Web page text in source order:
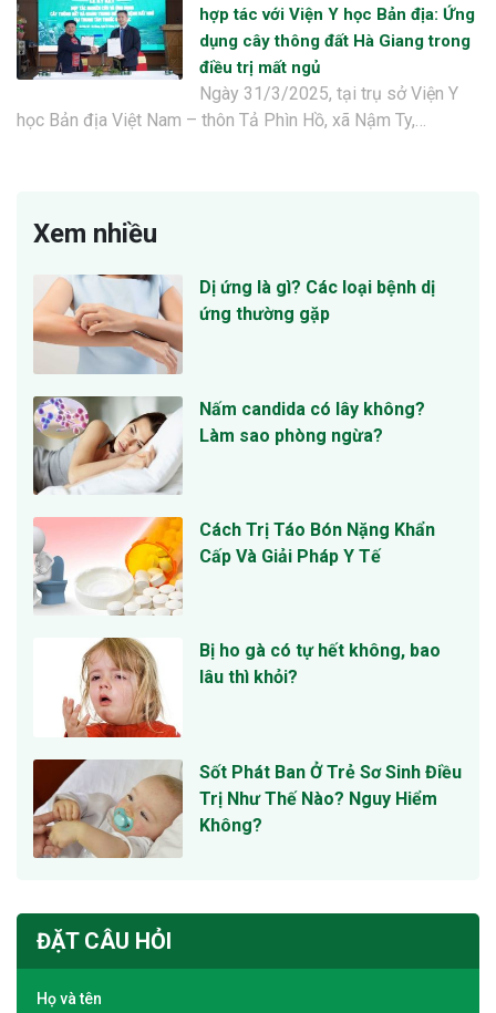
hợp tác với Viện Y học Bản địa: Ứng
dụng cây thông đất Hà Giang trong
điều trị mất ngủ
Ngày 31/3/2025, tại trụ sở Viện Y
học Bản địa Việt Nam – thôn Tả Phìn Hồ, xã Nậm Ty,…
Xem nhiều
Dị ứng là gì? Các loại bệnh dị
ứng thường gặp
Nấm candida có lây không?
Làm sao phòng ngừa?
Cách Trị Táo Bón Nặng Khẩn
Cấp Và Giải Pháp Y Tế
Bị ho gà có tự hết không, bao
lâu thì khỏi?
Sốt Phát Ban Ở Trẻ Sơ Sinh Điều
Trị Như Thế Nào? Nguy Hiểm
Không?
ĐẶT CÂU HỎI
Họ và tên